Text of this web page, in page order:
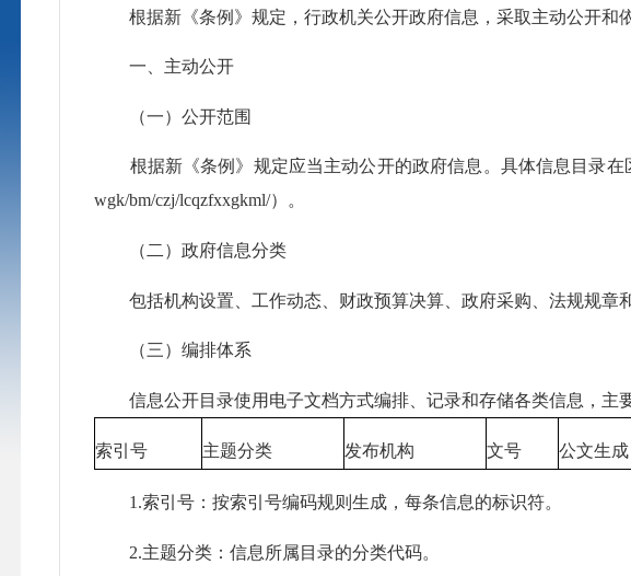
根据新《条例》规定，行政机关公开政府信息，采取主动公开和依
一、主动公开
（一）公开范围
根据新《条例》规定应当主动公开的政府信息。具体信息目录在
wgk/bm/czj/lcqzfxxgkml/）。
（二）政府信息分类
包括机构设置、工作动态、财政预算决算、政府采购、法规规章
（三）编排体系
信息公开目录使用电子文档方式编排、记录和存储各类信息，主
索引号 主题分类 发布机构 文号 公文生成
1.索引号：按索引号编码规则生成，每条信息的标识符。
2.主题分类：信息所属目录的分类代码。